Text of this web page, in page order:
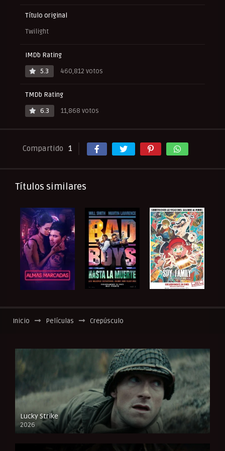
Título original
Twilight
IMDb Rating
5.3
460,812 votos
TMDb Rating
6.3
11,868 votos
Compartido 1
Títulos similares
Inicio Películas Crepúsculo
Lucky Strike
2026
FULL HD